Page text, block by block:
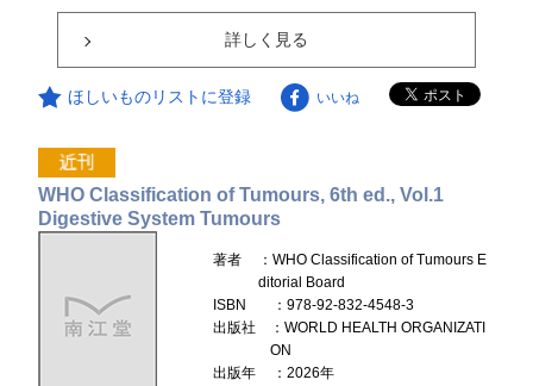
詳しく見る
ほしいものリストに登録 いいね
WHO Classification of Tumours, 6th ed., Vol.1
Digestive System Tumours
著者
：WHO Classification of Tumours E
ditorial Board
ISBN
：978-92-832-4548-3
出版社
：WORLD HEALTH ORGANIZATI
ON
出版年
：2026年